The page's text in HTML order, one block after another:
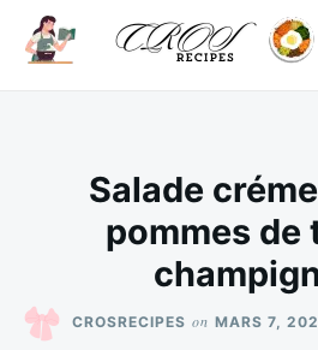
SkipSearch
for:
Salade
pommes de
CROSRECIPES on MARS 7,